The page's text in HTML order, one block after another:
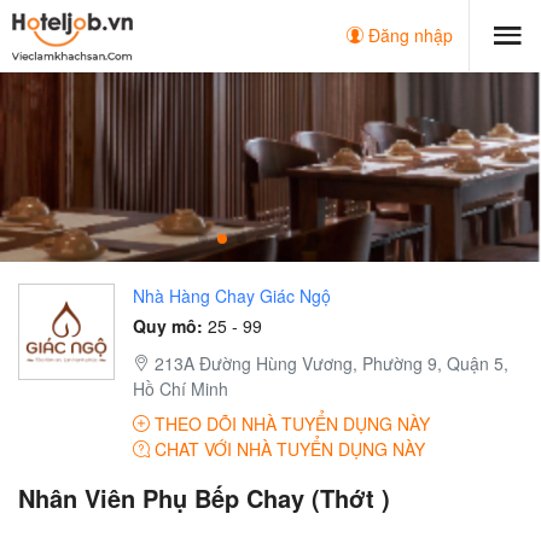
Đăng nhập
Nhà Hàng Chay Giác Ngộ
Quy mô: 25 - 99
213A Đường Hùng Vương, Phường 9, Quận 5,
Hồ Chí Minh
THEO DÕI NHÀ TUYỂN DỤNG NÀY
CHAT VỚI NHÀ TUYỂN DỤNG NÀY
Nhân Viên Phụ Bếp Chay (Thớt )